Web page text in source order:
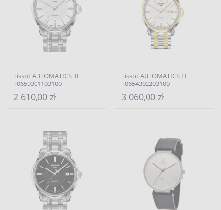
Tissot AUTOMATICS III
T0659301103100
2 610,00 zł
Tissot AUTOMATICS III
T0654302203100
3 060,00 zł